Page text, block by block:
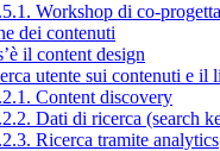
Workshop di co-
dei contenuti
il content design
utente sui contenuti e il
Content discovery
Dati di ricerca (search
Ricerca tramite analytics